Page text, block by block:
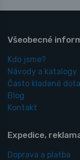
Všeobecné
Kdo jsme?
Návody a katalogy
Často kladené
Blog
Kontakt
Expedice,
Doprava a platba